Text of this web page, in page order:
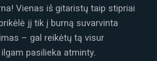
Vienas iš gitaristų taip stipriai
jį tik į burną suvarvinta
– gal reikėtų tą visur
pasilieka atminty.